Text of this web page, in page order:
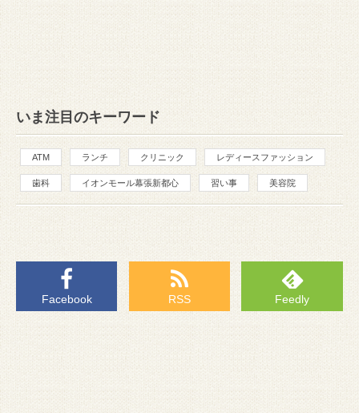
いま注目のキーワード
ATM ランチ クリニック レディースファッション
歯科 イオンモール幕張新都心 習い事 美容院
Facebook RSS Feedly